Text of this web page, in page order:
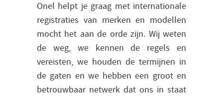
Onel helpt je graag met internationale
registraties van merken en modellen
mocht het aan de orde zijn. Wij weten
de weg, we kennen de regels en
vereisten, we houden de termijnen in
de gaten en we hebben een groot en
betrouwbaar netwerk dat ons in staat